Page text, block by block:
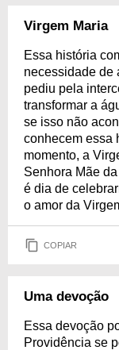
Virgem Maria
Essa história
necessidade de
pediu pela
transformar a
se isso não
conhecem essa
momento, a
Senhora Mãe
é dia de
o amor da
COPIAR
Uma devoção
Essa devoção
Providência se